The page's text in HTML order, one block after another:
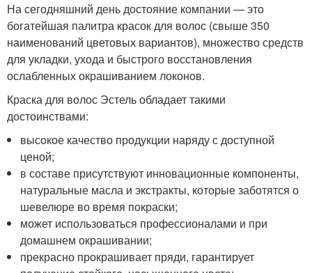
На сегодняшний день достояние компании — это
богатейшая палитра красок для волос (свыше 350
наименований цветовых вариантов), множество средств
для укладки, ухода и быстрого восстановления
ослабленных окрашиванием локонов.
Краска для волос Эстель обладает такими
достоинствами:
высокое качество продукции наряду с доступной
ценой;
в составе присутствуют инновационные компоненты,
натуральные масла и экстракты, которые заботятся о
шевелюре во время покраски;
может использоваться профессионалами и при
домашнем окрашивании;
прекрасно прокрашивает пряди, гарантирует